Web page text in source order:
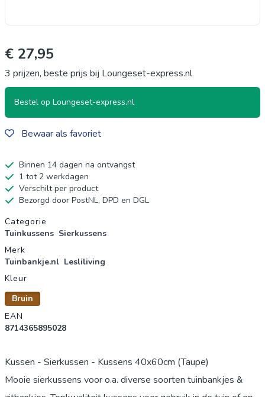
€ 27,95
3 prijzen, beste prijs bij Loungeset-express.nl
Bestel op Loungeset-express.nl
Bewaar als favoriet
Binnen 14 dagen na ontvangst
1 tot 2 werkdagen
Verschilt per product
Bezorgd door PostNL, DPD en DGL
Productgegevens
Categorie
Tuinkussens Sierkussens
Merk
Tuinbankje.nl Lesliliving
Kleur
Bruin
EAN
8714365895028
Kussen - Sierkussen - Kussens 40x60cm (Taupe)
Mooie sierkussens voor o.a. diverse soorten tuinbankjes &